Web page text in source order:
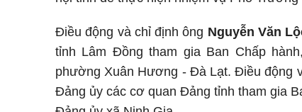
Điều động và chỉ định ông Nguyễn Văn
tỉnh Lâm Đồng tham gia Ban Chấp
phường Xuân Hương - Đà Lạt. Điều động
Đảng ủy các cơ quan Đảng tỉnh tham gia